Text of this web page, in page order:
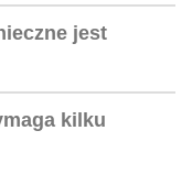
jest
kilku